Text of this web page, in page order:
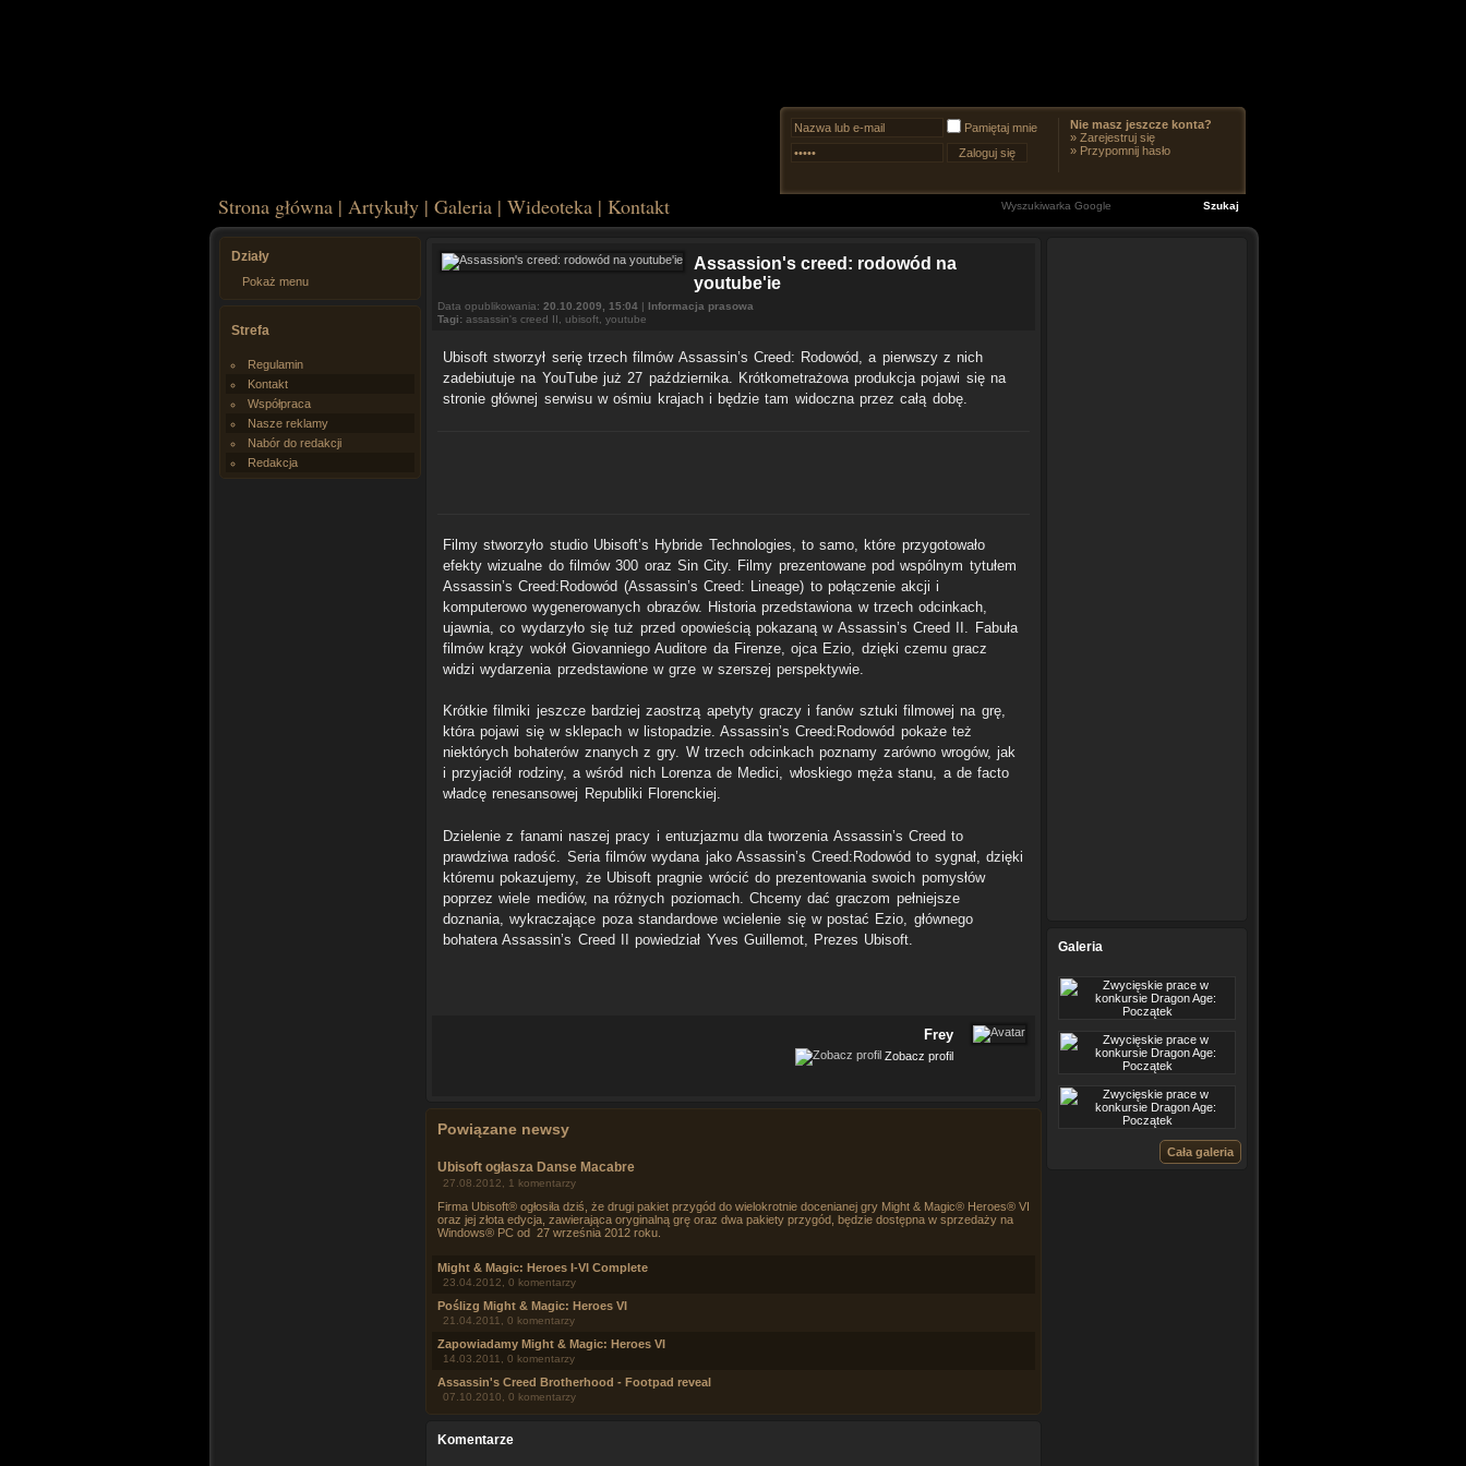
Pamiętaj mnie
Nie masz jeszcze konta?
» Zarejestruj się
» Przypomnij hasło
Strona główna | Artykuły | Galeria | Wideoteka | Kontakt
Działy
Pokaż menu
Strefa
Regulamin
Kontakt
Współpraca
Nasze reklamy
Nabór do redakcji
Redakcja
Assassion's creed: rodowód na
youtube'ie
Data opublikowania: 20.10.2009, 15:04 | Informacja prasowa
Tagi: assassin's creed II ubisoft youtube
Ubisoft stworzył serię trzech filmów Assassin’s Creed: Rodowód, a pierwszy z nich
zadebiutuje na YouTube już 27 października. Krótkometrażowa produkcja pojawi się na
stronie głównej serwisu w ośmiu krajach i będzie tam widoczna przez całą dobę.
Filmy stworzyło studio Ubisoft’s Hybride Technologies, to samo, które przygotowało
efekty wizualne do filmów 300 oraz Sin City. Filmy prezentowane pod wspólnym tytułem
Assassin’s Creed:Rodowód (Assassin’s Creed: Lineage) to połączenie akcji i
komputerowo wygenerowanych obrazów. Historia przedstawiona w trzech odcinkach,
ujawnia, co wydarzyło się tuż przed opowieścią pokazaną w Assassin’s Creed II. Fabuła
filmów krąży wokół Giovanniego Auditore da Firenze, ojca Ezio, dzięki czemu gracz
widzi wydarzenia przedstawione w grze w szerszej perspektywie.
Krótkie filmiki jeszcze bardziej zaostrzą apetyty graczy i fanów sztuki filmowej na grę,
która pojawi się w sklepach w listopadzie. Assassin’s Creed:Rodowód pokaże też
niektórych bohaterów znanych z gry. W trzech odcinkach poznamy zarówno wrogów, jak
i przyjaciół rodziny, a wśród nich Lorenza de Medici, włoskiego męża stanu, a de facto
władcę renesansowej Republiki Florenckiej.
Dzielenie z fanami naszej pracy i entuzjazmu dla tworzenia Assassin’s Creed to
prawdziwa radość. Seria filmów wydana jako Assassin’s Creed:Rodowód to sygnał, dzięki
któremu pokazujemy, że Ubisoft pragnie wrócić do prezentowania swoich pomysłów
poprzez wiele mediów, na różnych poziomach. Chcemy dać graczom pełniejsze
doznania, wykraczające poza standardowe wcielenie się w postać Ezio, głównego
bohatera Assassin’s Creed II powiedział Yves Guillemot, Prezes Ubisoft.
Frey
Zobacz profil
Powiązane newsy
Ubisoft ogłasza Danse Macabre
27.08.2012, 1 komentarzy
Firma Ubisoft® ogłosiła dziś, że drugi pakiet przygód do wielokrotnie docenianej gry Might & Magic® Heroes® VI
oraz jej złota edycja, zawierająca oryginalną grę oraz dwa pakiety przygód, będzie dostępna w sprzedaży na
Windows® PC od 27 września 2012 roku.
Might & Magic: Heroes I-VI Complete
23.04.2012, 0 komentarzy
Poślizg Might & Magic: Heroes VI
21.04.2011, 0 komentarzy
Zapowiadamy Might & Magic: Heroes VI
14.03.2011, 0 komentarzy
Assassin's Creed Brotherhood - Footpad reveal
07.10.2010, 0 komentarzy
Komentarze
Galeria
Cała galeria